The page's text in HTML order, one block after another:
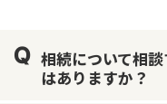
相続について相
はありますか？